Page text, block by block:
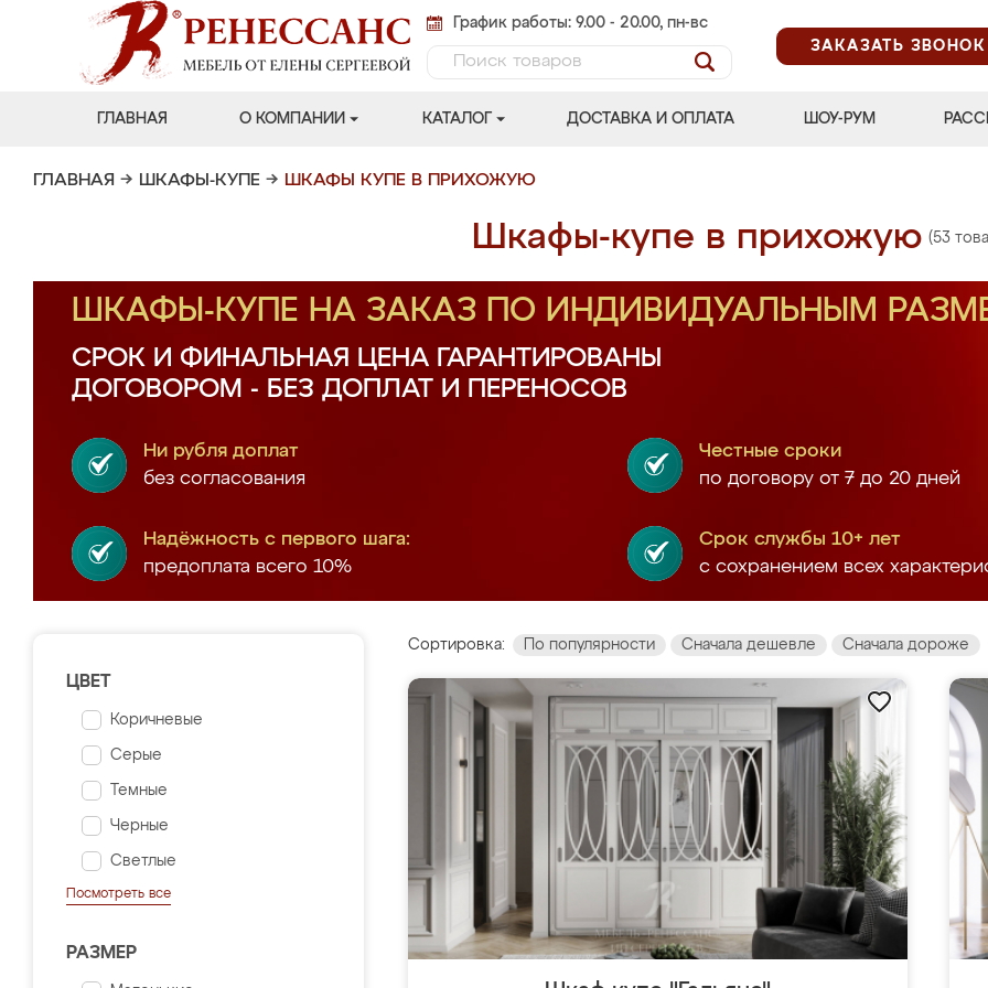
График работы: 9.00 - 20.00, пн-вс
ЗАКАЗАТЬ ЗВОНОК
ГЛАВНАЯ О КОМПАНИИ КАТАЛОГ ДОСТАВКА И ОПЛАТА ШОУ-РУМ
ГЛАВНАЯ → ШКАФЫ-КУПЕ → ШКАФЫ КУПЕ В ПРИХОЖУЮ
Шкафы-купе в прихожую (53
ШКАФЫ-КУПЕ НА ЗАКАЗ ПО ИНДИВИДУАЛЬНЫМ
СРОК И ФИНАЛЬНАЯ ЦЕНА ГАРАНТИРОВАНЫ
ДОГОВОРОМ - БЕЗ ДОПЛАТ И ПЕРЕНОСОВ
Ни рубля доплат
без согласования
Честные сроки
по договору от 7 до 20 дней
Надёжность с первого шага:
предоплата всего 10%
Срок службы 10+ лет
с сохранением всех
ЦВЕТ
Коричневые
Серые
Темные
Черные
Светлые
Посмотреть все
РАЗМЕР
Сортировка: По популярности Сначала дешевле Сначала дороже